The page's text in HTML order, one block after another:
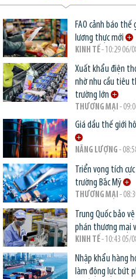
FAO cảnh báo
lương thực mới
KINH TẾ- 10:29 06/
Xuất khẩu điện
nhờ nhu cầu tiêu
trường lớn
THƯƠNG MẠI -
Giá dầu thế giới
NĂNG LƯỢNG -
Triển vọng tích
trường Bắc Mỹ
THƯƠNG MẠI -
Trung Quốc bảo
phán thương mại
KINH TẾ- 10:43 05/
Nhập khẩu hàng
làm động lực bứt